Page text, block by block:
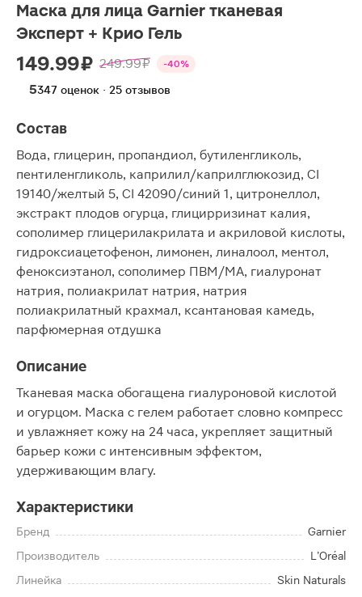
Маска для лица Garnier тканевая
Эксперт + Крио Гель
149.99 ₽ 249.99 ₽ -40%
5347 оценок · 25 отзывов
Состав
Вода, глицерин, пропандиол, бутиленгликоль,
пентиленгликоль, каприлил/каприлглюкозид, CI
19140/желтый 5, CI 42090/синий 1, цитронеллол,
экстракт плодов огурца, глицирризинат калия,
сополимер глицерилакрилата и акриловой кислоты,
гидроксиацетофенон, лимонен, линалоол, ментол,
феноксиэтанол, сополимер ПВМ/МА, гиалуронат
натрия, полиакрилат натрия, натрия
полиакрилатный крахмал, ксантановая камедь,
парфюмерная отдушка
Описание
Тканевая маска обогащена гиалуроновой кислотой
и огурцом. Маска с гелем работает словно компресс
и увлажняет кожу на 24 часа, укрепляет защитный
барьер кожи с интенсивным эффектом,
удерживающим влагу.
Характеристики
Бренд
Garnier
Производитель
L’Oréal
Линейка
Skin Naturals